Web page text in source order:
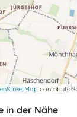
contributors
in der Nähe